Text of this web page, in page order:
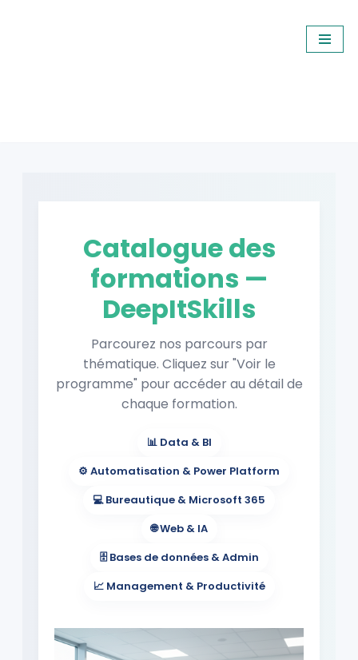
Catalogue des
formations —
DeepItSkills
Parcourez nos parcours par
thématique. Cliquez sur "Voir le
programme" pour accéder au détail de
chaque formation.
📊 Data & BI
⚙️ Automatisation & Power Platform
💻 Bureautique & Microsoft 365
🌐 Web & IA
🗄 Bases de données & Admin
📈 Management & Productivité